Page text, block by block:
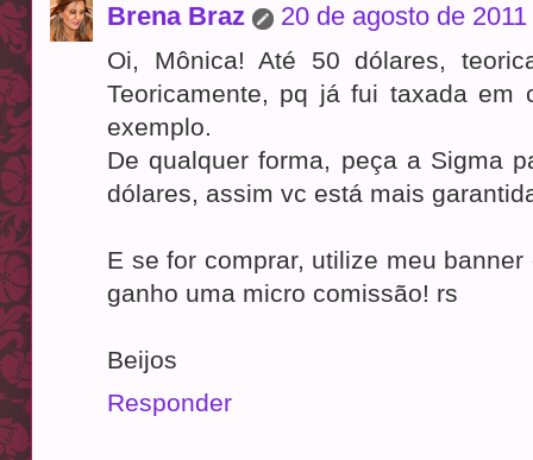
Brena Braz 20 de agosto de
Oi, Mônica! Até 50 dólares,
Teoricamente, pq já fui taxada em
exemplo.
De qualquer forma, peça a Sigma
dólares, assim vc está mais
E se for comprar, utilize meu
ganho uma micro comissão! rs
Beijos
Responder